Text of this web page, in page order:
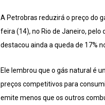
A Petrobras reduzirá o preço do
feira (14), no Rio de Janeiro,
destacou ainda a queda de 17%
Ele lembrou que o gás natural é
preços competitivos para
emite menos que os outros